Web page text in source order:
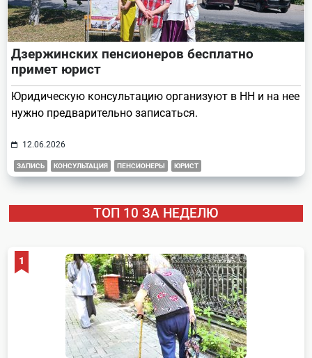
Дзержинских пенсионеров бесплатно
примет юрист
Юридическую консультацию организуют в НН и на нее
нужно предварительно записаться.
12.06.2026
ЗАПИСЬ КОНСУЛЬТАЦИЯ ПЕНСИОНЕРЫ ЮРИСТ
ТОП 10 ЗА НЕДЕЛЮ